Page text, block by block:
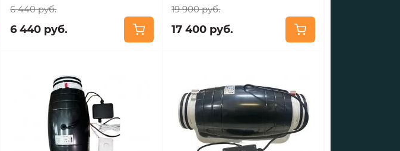
6 440 руб.
6 440 руб.
19 900 руб.
17 400 руб.